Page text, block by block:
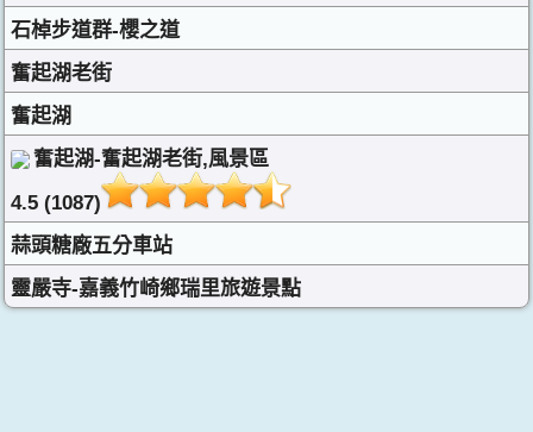
石棹步道群-櫻之道
奮起湖老街
奮起湖
奮起湖-奮起湖老街,風景區
4.5 (1087)
蒜頭糖廠五分車站
靈嚴寺-嘉義竹崎鄉瑞里旅遊景點